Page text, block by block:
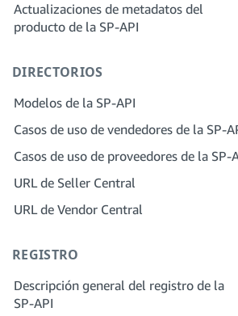
Paso 5: Realiza tu primera llamada al
entorno aislado de la SP-API
autorización
Paso 7: Registra tu aplicación de
producción
Paso 9: Prueba tu aplicación
Paso 10: Incluye tu solicitud
empresa
Paso 3: Verifica tu identidad
de tu empresa
Paso 5: Solicita roles en Seller Central
Paso 6: Invita a los empleados a tu
cuenta
Paso 7: Conéctate con los vendedores
Paso 8. Incluye tu servicio en la red de
Actualizaciones de metadatos del
producto de la SP-API
DIRECTORIOS
Modelos de la SP-API
Casos de uso de vendedores de la SP-
Casos de uso de proveedores de la SP-
URL de Seller Central
URL de Vendor Central
REGISTRO
Descripción general del registro de la
SP-API